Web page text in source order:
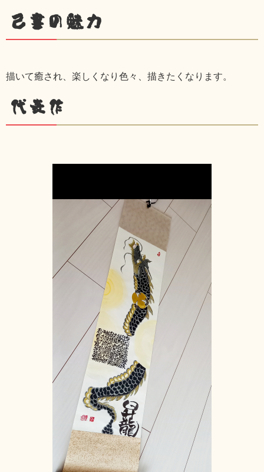
己書の魅力
描いて癒され、楽しくなり色々、描きたくなります。
代表作